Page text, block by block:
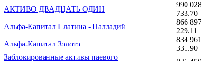
АКТИВО ДВАДЦАТЬ ОДИН
990 028
733.70
Альфа-Капитал Платина - Палладий
866 897
229.11
Альфа-Капитал Золото
834 961
331.90
Заблокированные активы паевого